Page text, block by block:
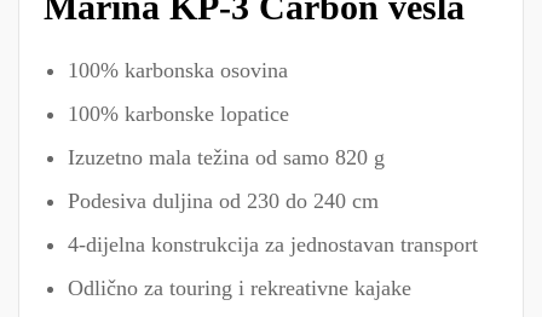
100% karbonska osovina
100% karbonske lopatice
Izuzetno mala težina od samo 820 g
Podesiva duljina od 230 do 240 cm
4-dijelna konstrukcija za jednostavan transport
Odlično za touring i rekreativne kajake